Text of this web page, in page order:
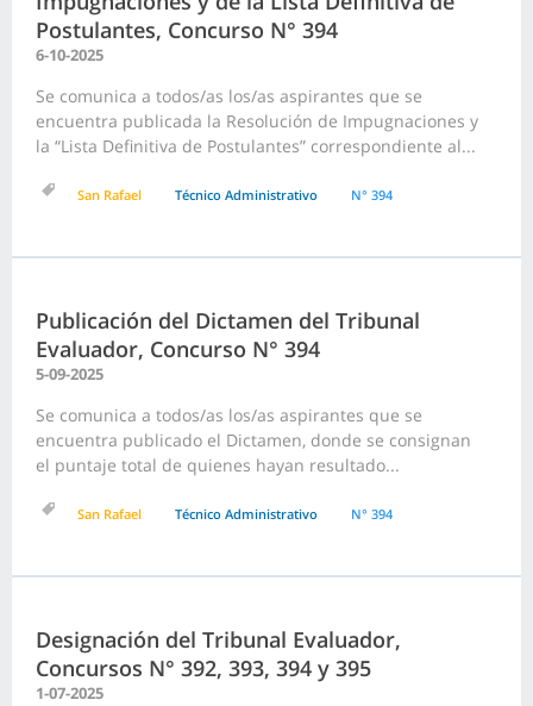
Postulantes, Concurso N° 394
6-10-2025
Se comunica a todos/as los/as aspirantes que se
encuentra publicada la Resolución de Impugnaciones y
la “Lista Definitiva de Postulantes” correspondiente al...
San Rafael Técnico Administrativo N° 394
Publicación del Dictamen del Tribunal
Evaluador, Concurso N° 394
5-09-2025
Se comunica a todos/as los/as aspirantes que se
encuentra publicado el Dictamen, donde se consignan
el puntaje total de quienes hayan resultado...
San Rafael Técnico Administrativo N° 394
Designación del Tribunal Evaluador,
Concursos N° 392, 393, 394 y 395
1-07-2025